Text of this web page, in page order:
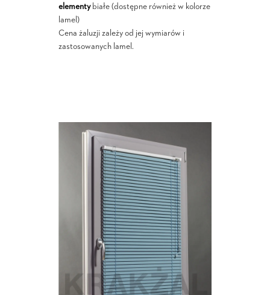
elementybiałe (dostępne również w kolorze
lamel)
Cena żaluzji zależy od jej wymiarów i
zastosowanych lamel.